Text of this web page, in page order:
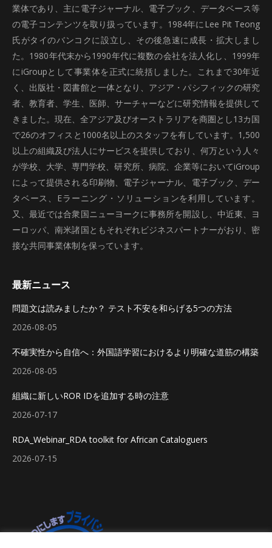
業体であり、主に電子ジャーナル、電子ブック、データベース等
の電子コンテンツを取り扱っています。1984年にLee Pit Teong
氏がタイのバンコクに設立し、その後急速に成長・拡大しまし
た。1980年代末から1990年代に複数の会社を法人化し、1999年
にiGroupとして事業体を正式に統括しました。これまで30年近
く、出版社・図書館と一体となり、アジア・パシフィックの研究
者、教育者、学生、医師、サーチャーなどに研究情報を提供して
きました。現在、全アジア及びオーストラリアを商圏とし13カ国
で26のオフィスと1000名以上のスタッフを有しています。1,500
以上の組織及び法人にサービスを提供しており、何万という人々
が学校、大学、専門学校、研究所、病院、企業等においてiGroup
によって提供される印刷物、電子ジャーナル、電子ブック、デー
タベース、Eラーニング・ソリューションを利用しています。
又、最近では合衆国ニューヨークに事務所を開設し、中近東、ヨ
ーロッパ、南米諸国ともそれぞれビジネスパートナーがおり、密
接な共同事業体制を保っています。
最新ニュース
問題文は読みましたか？ テスト不安を和らげる5つの方法
2026-08-05
不確実性から自信へ：外国語学習におけるより明確な道筋の構築
2026-08-05
組織に新しいROR IDを追加する時の注意
2026-07-17
RDA_Webinar_RDA toolkit for African Cataloguers
2026-07-15